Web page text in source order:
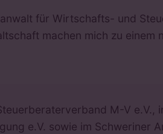
für Wirtschafts- und
machen mich zu einem
M-V e.V.,
e.V. sowie im Schweriner